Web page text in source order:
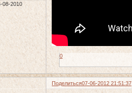
08-2010
0
Поделиться07-06-2012 21:51:37